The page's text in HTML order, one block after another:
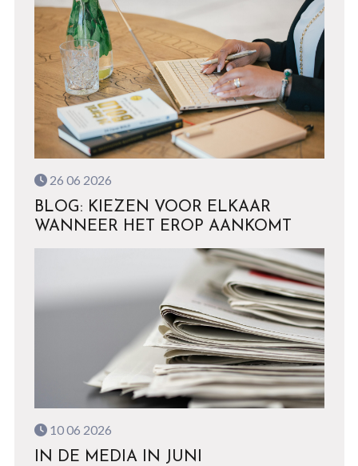
26 06 2026
BLOG: KIEZEN VOOR ELKAAR
WANNEER HET EROP AANKOMT
10 06 2026
IN DE MEDIA IN JUNI